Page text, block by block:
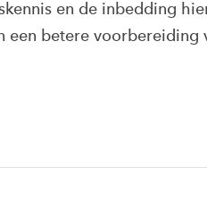
en de inbedding
een betere voorbereiding